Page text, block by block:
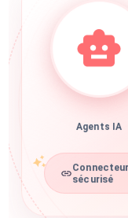
Agents IA
sécurisé